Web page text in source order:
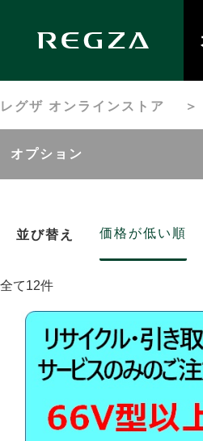
レグザ オンラインストア
オプション
並び替え 価格が低い順
全て12件